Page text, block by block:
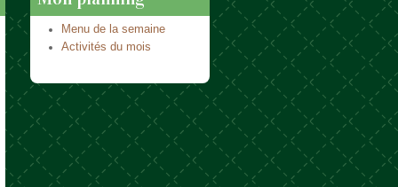
Menu de la semaine
Activités du mois